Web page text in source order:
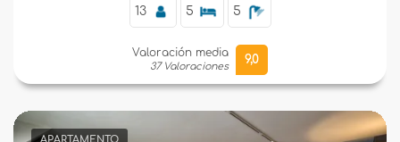
13 5 5
Valoración media
37 Valoraciones
9,0
APARTAMENTO